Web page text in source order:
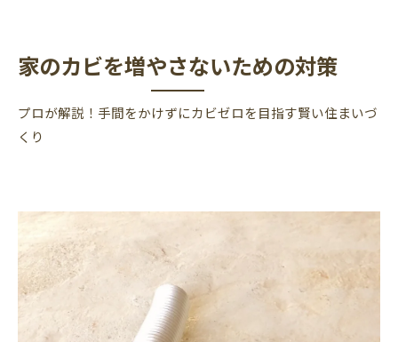
家のカビを増やさないための対策
プロが解説！手間をかけずにカビゼロを目指す賢い住まいづ
くり